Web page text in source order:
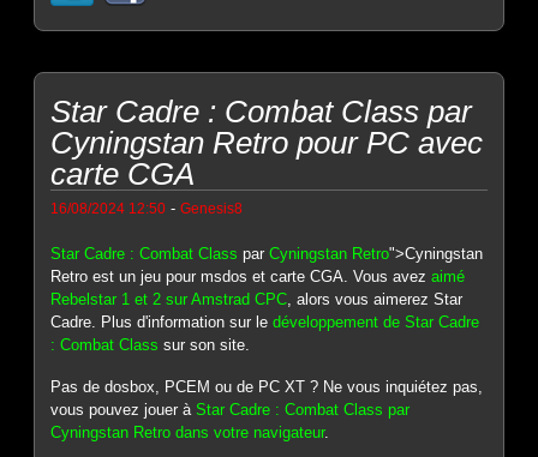
Star Cadre : Combat Class par
Cyningstan Retro pour PC avec
carte CGA
16/08/2024 12:50 -Genesis8
Star Cadre : Combat Class parCyningstan Retro">Cyningstan
Retro est un jeu pour msdos et carte CGA. Vous avezaimé
Rebelstar 1 et 2 sur Amstrad CPC, alors vous aimerez Star
Cadre. Plus d'information sur ledéveloppement de Star Cadre
: Combat Class sur son site.
Pas de dosbox, PCEM ou de PC XT ? Ne vous inquiétez pas,
vous pouvez jouer àStar Cadre : Combat Class par
Cyningstan Retro dans votre navigateur.